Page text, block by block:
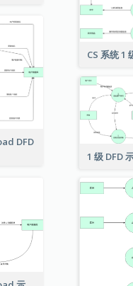
CS 系统 1
DFD
1 级 DFD